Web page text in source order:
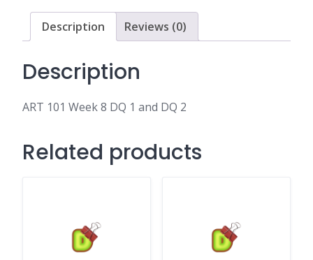
and
2
Description Reviews (0)
Description
ART 101 Week 8 DQ 1 and DQ 2
Related products